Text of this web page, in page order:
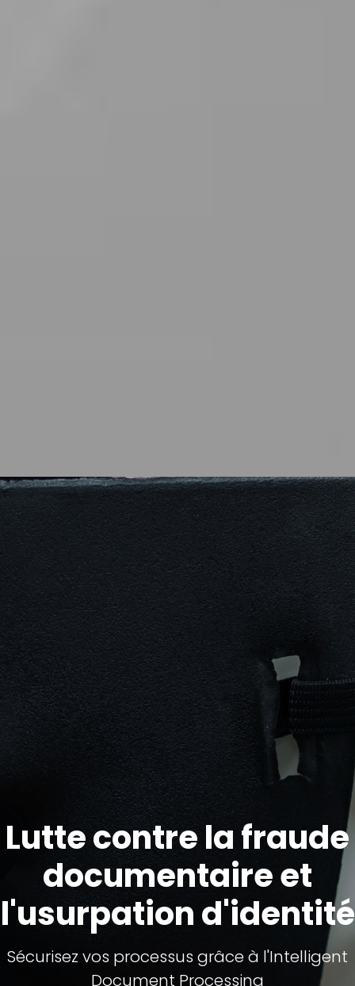
Lutte contre la fraude
documentaire et
l'usurpation d'identité
Sécurisez vos processus grâce à l'Intelligent
Document Processing